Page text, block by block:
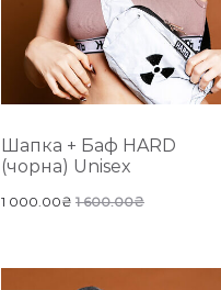
Шапка + Баф HARD
(чорна) Unisex
1 600.00₴
1 000.00₴